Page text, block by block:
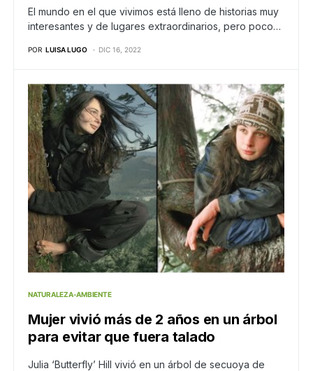
El mundo en el que vivimos está lleno de historias muy
interesantes y de lugares extraordinarios, pero poco…
POR LUISA LUGO DIC 16, 2022
NATURALEZA-AMBIENTE
Mujer vivió más de 2 años en un árbol
para evitar que fuera talado
Julia ‘Butterfly’ Hill vivió en un árbol de secuoya de